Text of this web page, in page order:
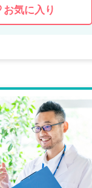
お気に入り